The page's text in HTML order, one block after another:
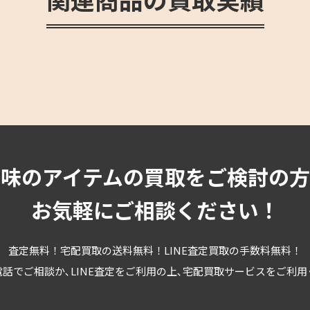
のアイテムの買取をご検討の
お気軽にご相談ください！
査定無料！宅配買取の送料無料！LINE査定買取の手数料無料！
話でご相談か､LINE査定をご利用の上､宅配買取サービスをご利用